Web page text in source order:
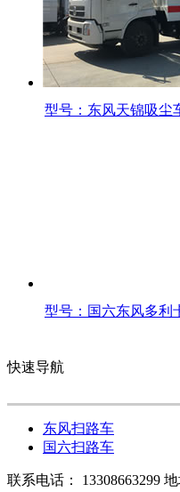
型号：东风天锦吸尘
型号：国六东风多利
快速导航
东风扫路车
国六扫路车
联系电话： 13308663299